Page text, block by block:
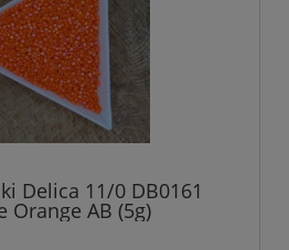
Delica 11/0 DB0161
Orange AB (5g)